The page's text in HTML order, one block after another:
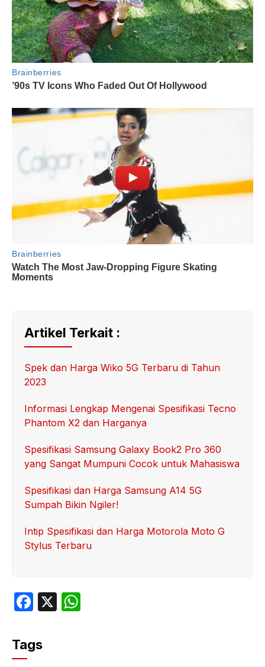
Artikel Terkait :
Spek dan Harga Wiko 5G Terbaru di Tahun
2023
Informasi Lengkap Mengenai Spesifikasi Tecno
Phantom X2 dan Harganya
Spesifikasi Samsung Galaxy Book2 Pro 360
yang Sangat Mumpuni Cocok untuk Mahasiswa
Spesifikasi dan Harga Samsung A14 5G
Sumpah Bikin Ngiler!
Intip Spesifikasi dan Harga Motorola Moto G
Stylus Terbaru
F
c
e
X
Tags